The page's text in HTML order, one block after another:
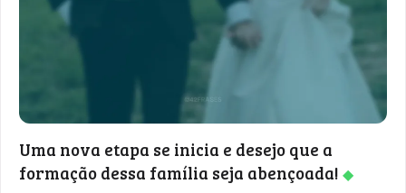
Uma nova etapa se inicia e desejo que a
formação dessa família seja abençoada! ◆